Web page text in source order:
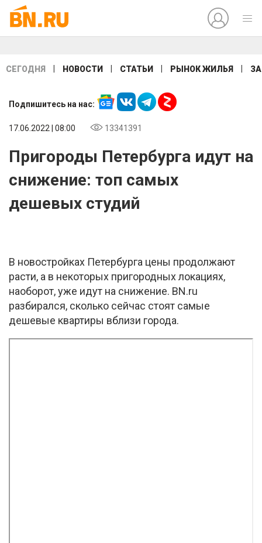
СЕГОДНЯ НОВОСТИ СТАТЬИ РЫНОК ЖИЛЬЯ
Подпишитесь на нас:
17.06.2022 | 08:00 13341391
Пригороды Петербурга идут на
снижение: топ самых
дешевых студий
В новостройках Петербурга цены продолжают
расти, а в некоторых пригородных локациях,
наоборот, уже идут на снижение. BN.ru
разбирался, сколько сейчас стоят самые
дешевые квартиры вблизи города.